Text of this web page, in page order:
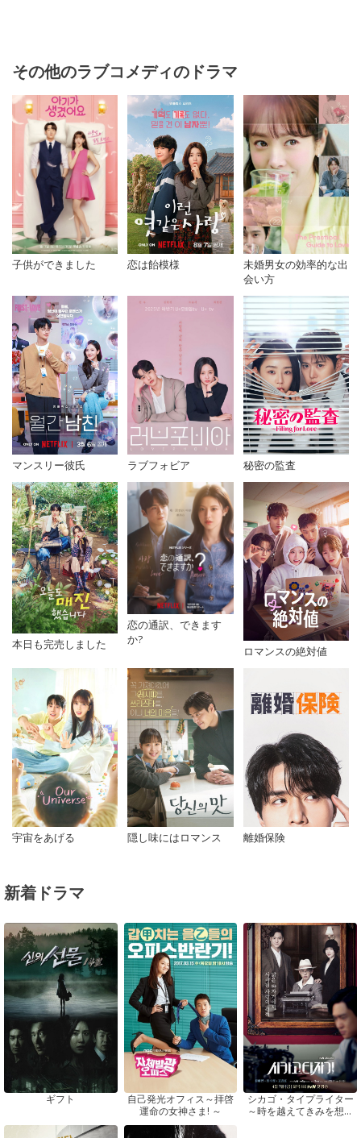
その他のラブコメディのドラマ
子供ができました 恋は飴模様
未婚男女の効率的な出
会い方
マンスリー彼氏 ラブフォビア 秘密の監査
本日も完売しました
恋の通訳、できます
か?
ロマンスの絶対値
宇宙をあげる 隠し味にはロマンス 離婚保険
新着ドラマ
ギフト
自己発光オフィス～拝啓
運命の女神さま! ～
シカゴ・タイプライター
～時を越えてきみを想う